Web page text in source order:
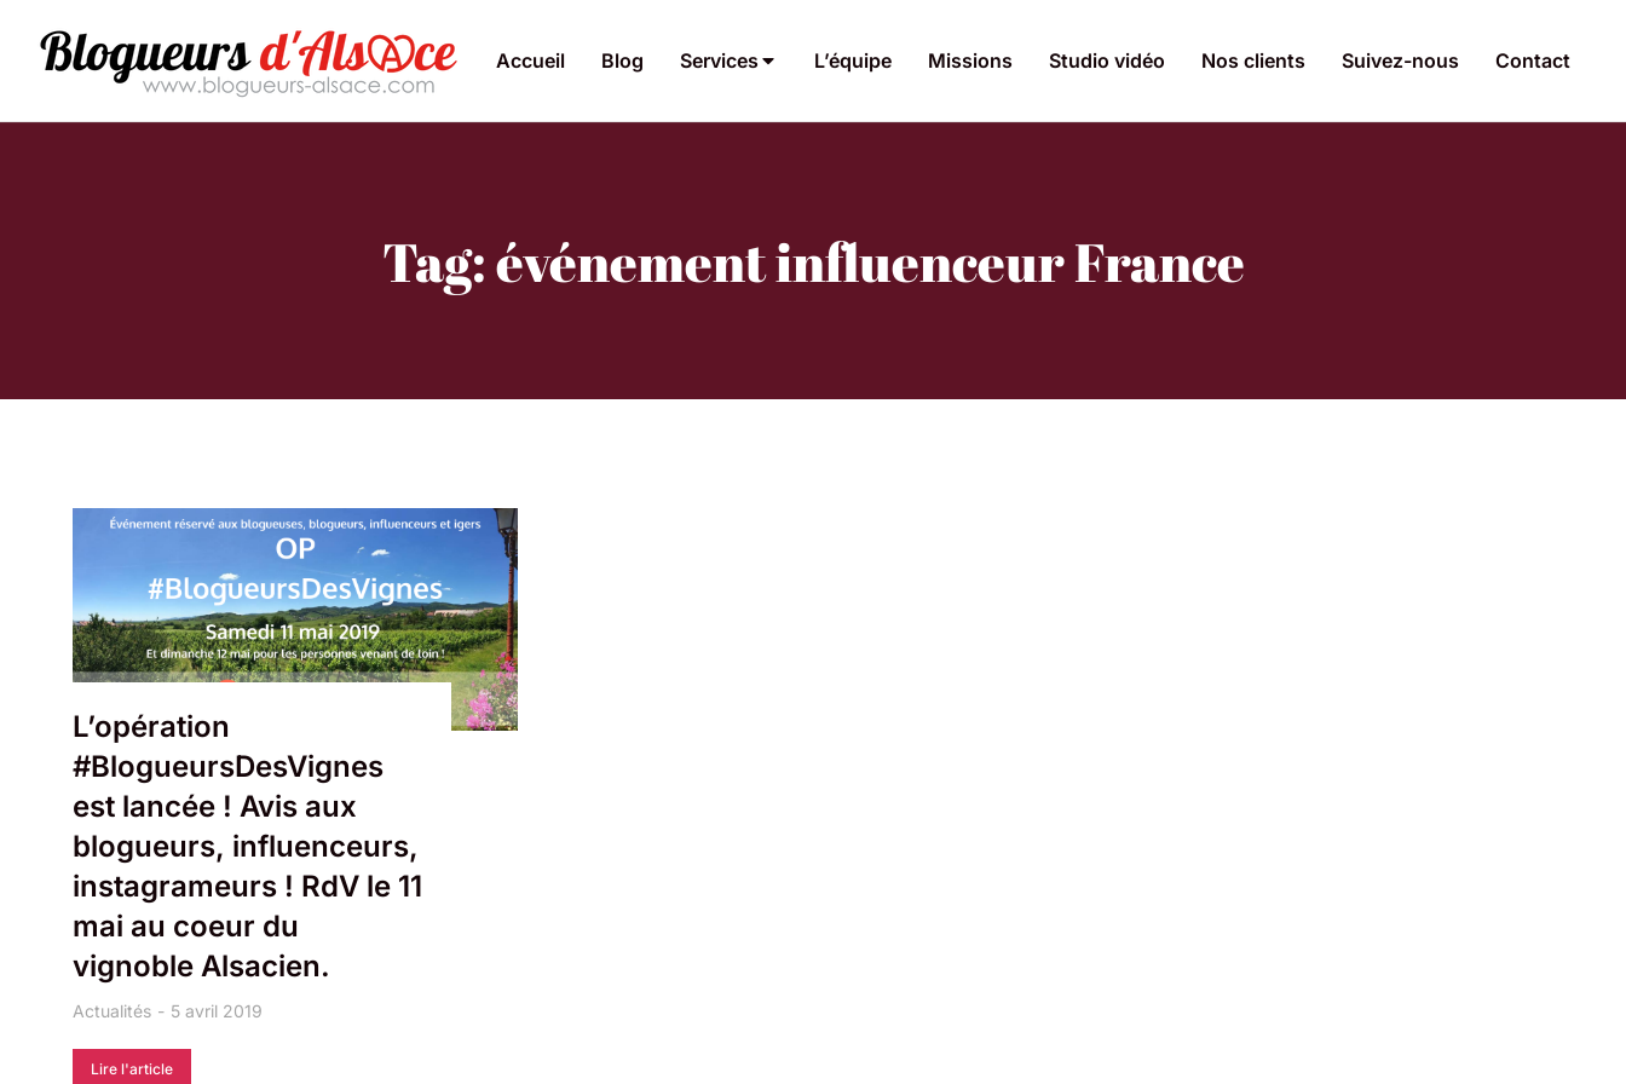
Accueil Blog Services L’équipe Missions Studio vidéo Nos clients Suivez-nous Contact
Tag: événement influenceur France
L’opération
#BlogueursDesVignes
est lancée ! Avis aux
blogueurs, influenceurs,
instagrameurs ! RdV le 11
mai au coeur du
vignoble Alsacien.
Actualités 5 avril 2019
Lire l'article